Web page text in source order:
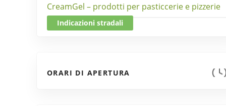
CreamGel – prodotti per pasticcerie e pizzerie
Indicazioni stradali
ORARI DI APERTURA